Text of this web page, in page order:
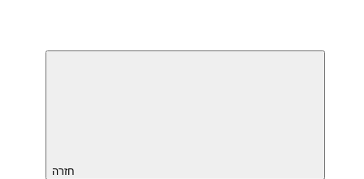
חזרה